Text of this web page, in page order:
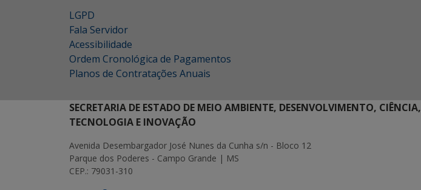
LGPD
Fala Servidor
Acessibilidade
Ordem Cronológica de Pagamentos
Planos de Contratações Anuais
SECRETARIA DE ESTADO DE MEIO AMBIENTE, DESENVOLVIMENTO, CIÊNCIA,
TECNOLOGIA E INOVAÇÃO
Avenida Desembargador José Nunes da Cunha s/n - Bloco 12
Parque dos Poderes - Campo Grande | MS
CEP.: 79031-310